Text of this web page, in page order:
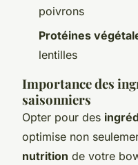
poivrons
Protéines
lentilles
Importance des
saisonniers
Opter pour des
optimise non
nutrition de votre